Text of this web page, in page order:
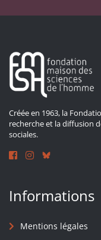
Créée en 1963, la
recherche et la diffusion
sociales.
Informations
Mentions légales